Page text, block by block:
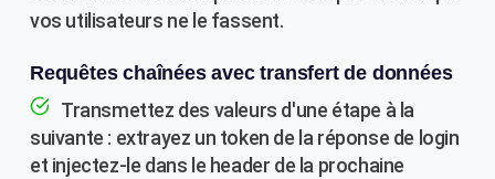
vos utilisateurs ne le fassent.
Requêtes chaînées avec transfert de données
Transmettez des valeurs d'une étape à la
suivante : extrayez un token de la réponse de login
et injectez-le dans le header de la prochaine